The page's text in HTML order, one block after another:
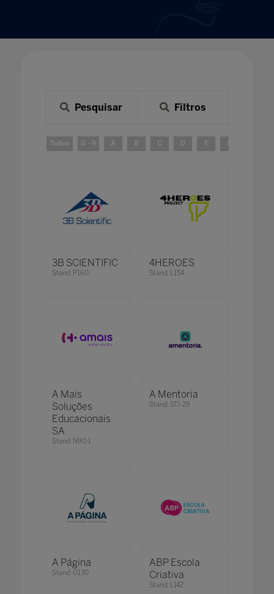
Pesquisar Filtros
Todos 0 - 9 A B C E
3B SCIENTIFIC
Stand: P160
4HEROES
Stand: L154
A Mais
Soluções
Educacionais
SA
Stand: N90-1
A Mentoria
Stand: STI-29
A Página
Stand: O130
ABP Escola
Criativa
Stand: L142